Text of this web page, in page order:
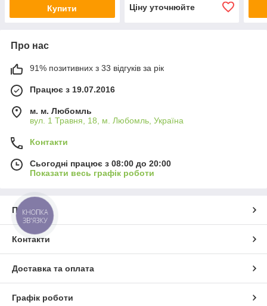
Купити Ціну уточнюйте
Про нас
91% позитивних з 33 відгуків за рік
Працює з 19.07.2016
м. м. Любомль
вул. 1 Травня, 18, м. Любомль, Україна
Контакти
Сьогодні працює з 08:00 до 20:00
Показати весь графік роботи
Про нас
Контакти
Доставка та оплата
Графік роботи
КНОПКА
ЗВ'ЯЗКУ